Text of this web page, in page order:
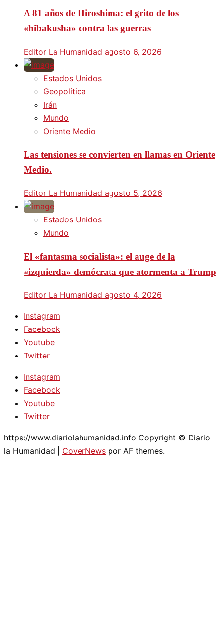
A 81 años de Hiroshima: el grito de los
«hibakusha» contra las guerras
Editor La Humanidad agosto 6, 2026
Estados Unidos
Geopolítica
Irán
Mundo
Oriente Medio
Las tensiones se convierten en llamas en Oriente
Medio.
Editor La Humanidad agosto 5, 2026
Estados Unidos
Mundo
El «fantasma socialista»: el auge de la
«izquierda» demócrata que atormenta a Trump
Editor La Humanidad agosto 4, 2026
Instagram
Facebook
Youtube
Twitter
Instagram
Facebook
Youtube
Twitter
https://www.diariolahumanidad.info Copyright © Diario
la Humanidad
CoverNews por AF themes.